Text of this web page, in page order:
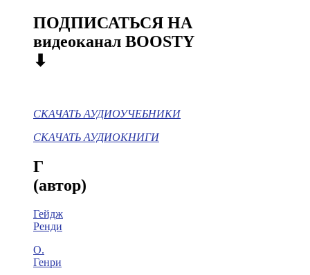
ПОДПИСАТЬСЯ НА
видеоканал BOOSTY
⬇
СКАЧАТЬ АУДИОУЧЕБНИКИ
СКАЧАТЬ АУДИОКНИГИ
Г
(автор)
Гейдж
Ренди
О.
Генри